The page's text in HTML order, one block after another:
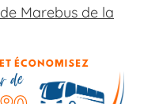
de Marebus de la